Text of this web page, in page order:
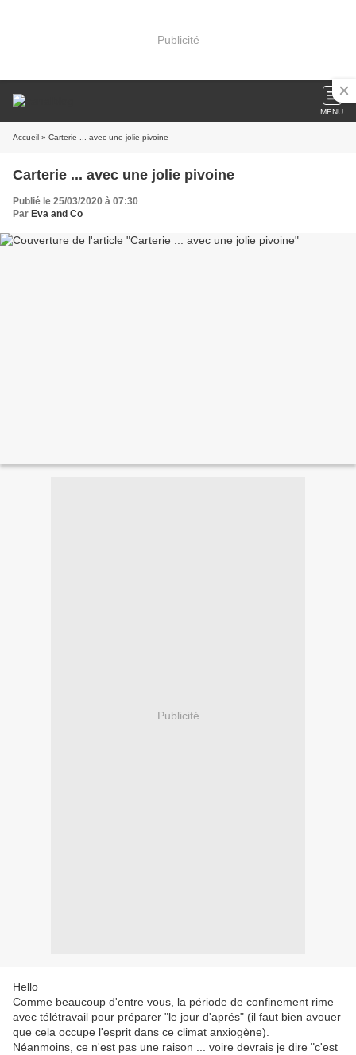
Publicité
MENU
Accueil » Carterie ... avec une jolie pivoine
Carterie ... avec une jolie pivoine
Publié le 25/03/2020 à 07:30
Par Eva and Co
Publicité
Hello
Comme beaucoup d'entre vous, la période de confinement rime
avec télétravail pour préparer "le jour d'aprés" (il faut bien avouer
que cela occupe l'esprit dans ce climat anxiogène).
Néanmoins, ce n'est pas une raison ... voire devrais je dire "c'est